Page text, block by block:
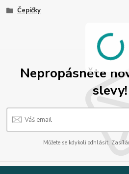
Čepičky
Nepropásněte
slevy!
Můžete se kdykoli odhlásit.